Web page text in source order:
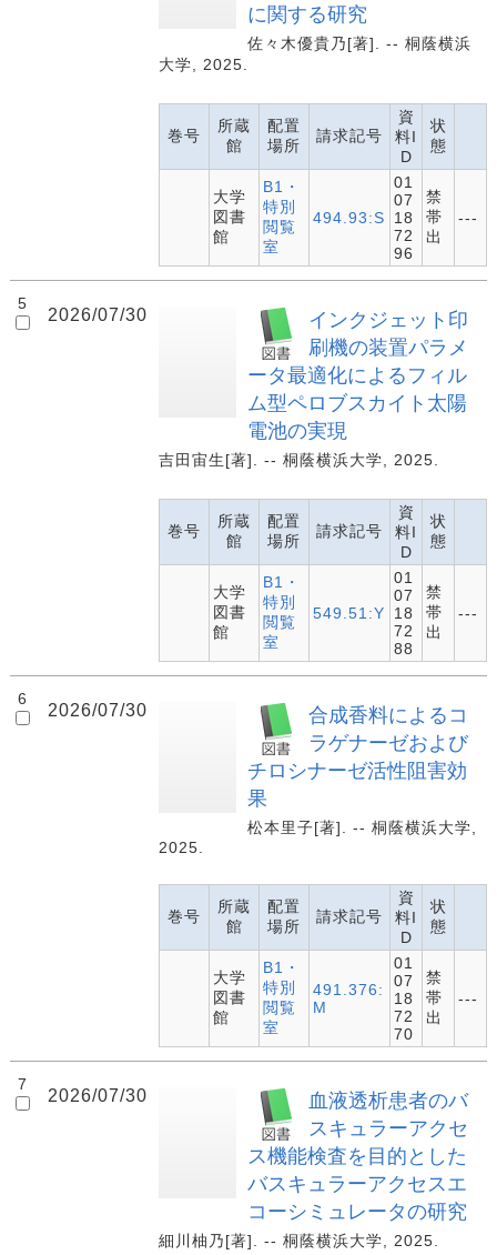
に関する研究
佐々木優貴乃[著]. -- 桐蔭横浜
大学, 2025.
巻号
所蔵
館
配置
場所
請求記号
資
料I
D
状
態
大学
図書
館
B1・
特別
閲覧
室
494.93:S
01
07
18
72
96
禁
帯
出
---
5
2026/07/30
インクジェット印
刷機の装置パラメ
ータ最適化によるフィル
ム型ペロブスカイト太陽
電池の実現
吉田宙生[著]. -- 桐蔭横浜大学, 2025.
巻号
所蔵
館
配置
場所
請求記号
資
料I
D
状
態
大学
図書
館
B1・
特別
閲覧
室
549.51:Y
01
07
18
72
88
禁
帯
出
---
6
2026/07/30
合成香料によるコ
ラゲナーゼおよび
チロシナーゼ活性阻害効
果
松本里子[著]. -- 桐蔭横浜大学,
2025.
巻号
所蔵
館
配置
場所
請求記号
資
料I
D
状
態
大学
図書
館
B1・
特別
閲覧
室
491.376:
M
01
07
18
72
70
禁
帯
出
---
7
2026/07/30
血液透析患者のバ
スキュラーアクセ
ス機能検査を目的とした
バスキュラーアクセスエ
コーシミュレータの研究
細川柚乃[著]. -- 桐蔭横浜大学, 2025.